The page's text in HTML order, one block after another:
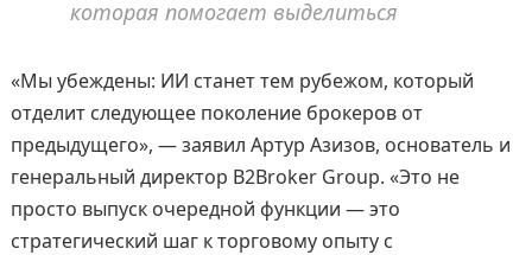
которая помогает выделиться
«Мы убеждены: ИИ станет тем рубежом, который
отделит следующее поколение брокеров от
предыдущего», — заявил Артур Азизов, основатель и
генеральный директор B2Broker Group. «Это не
просто выпуск очередной функции — это
стратегический шаг к торговому опыту с